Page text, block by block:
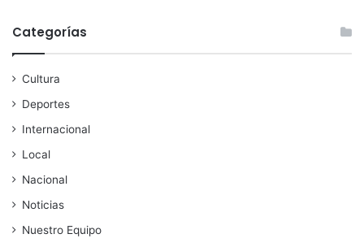
Categorías
Cultura
Deportes
Internacional
Local
Nacional
Noticias
Nuestro Equipo